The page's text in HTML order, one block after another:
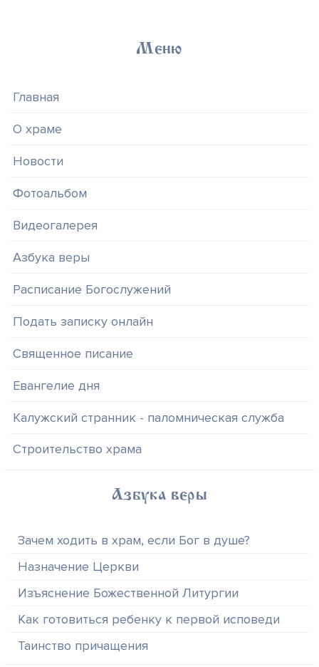
Меню
Главная
О храме
Новости
Фотоальбом
Видеогалерея
Азбука веры
Расписание Богослужений
Подать записку онлайн
Священное писание
Евангелие дня
Калужский странник - паломническая служба
Строительство храма
Азбука веры
Зачем ходить в храм, если Бог в душе?
Назначение Церкви
Изъяснение Божественной Литургии
Как готовиться ребенку к первой исповеди
Таинство причащения